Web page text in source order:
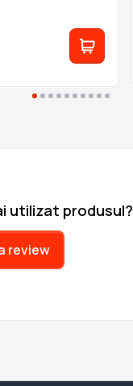
utilizat produsul?
review